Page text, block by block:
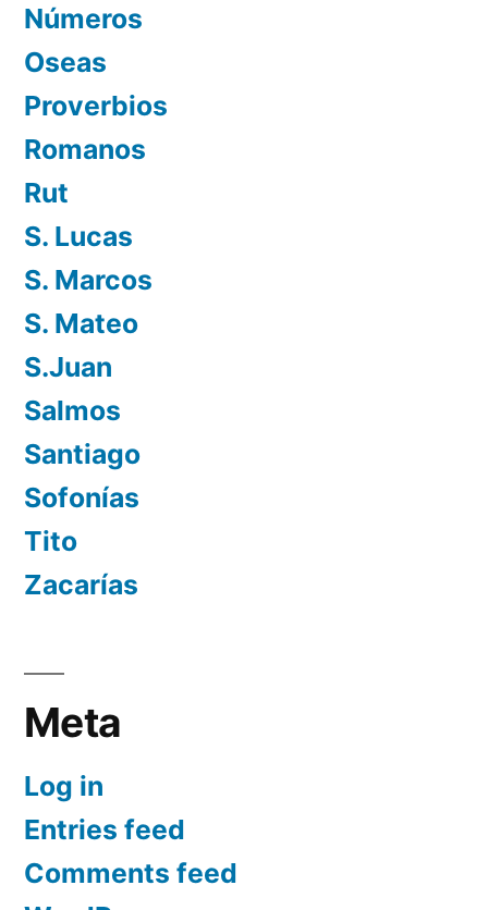
Números
Oseas
Proverbios
Romanos
Rut
S. Lucas
S. Marcos
S. Mateo
S.Juan
Salmos
Santiago
Sofonías
Tito
Zacarías
Meta
Log in
Entries feed
Comments feed